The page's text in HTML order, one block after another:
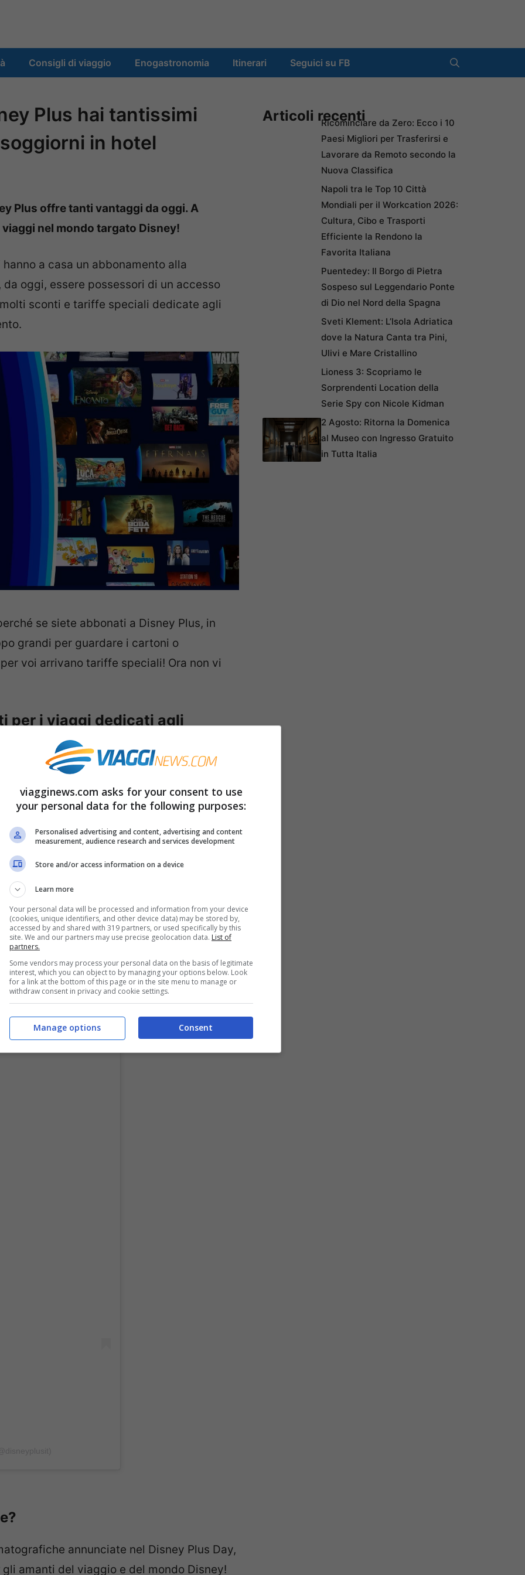
Consigli di viaggio Enogastronomia Itinerari Seguici su FB
Plus hai tantissimi
in hotel
Plus offre tanti vantaggi da oggi. A
nel mondo targato Disney!
a casa un abbonamento alla
oggi, essere possessori di un accesso
sconti e tariffe speciali dedicate agli
se siete abbonati a Disney Plus, in
grandi per guardare i cartoni o
voi arrivano tariffe speciali! Ora non vi
per i viaggi dedicati agli
nel corso del Disney Plus Day e a
. Ma in cosa consistono questi sconti
il terzo e il quarto ospite che
devono pagare niente sulle crociere
e Disney Fantasy. Un bel vantaggio
le famiglie, la condizione è infatti che si
Plus potranno ottenere anche dei favolosi
dall’11 al 25 dicembre. Chiaramente
in meno visto che l’importo dello sconto
dell’hotel Disney prescelto.
annunciate nel Disney Plus Day,
amanti del viaggio e del mondo Disney!
Articoli recentiRicominciare da Zero: Ecco i 10
Paesi Migliori per Trasferirsi e
Lavorare da Remoto secondo la
Nuova Classifica
Napoli tra le Top 10 Città
Mondiali per il Workcation 2026:
Cultura, Cibo e Trasporti
Efficiente la Rendono la
Favorita Italiana
Puentedey: Il Borgo di Pietra
Sospeso sul Leggendario Ponte
di Dio nel Nord della Spagna
Sveti Klement: L’Isola Adriatica
dove la Natura Canta tra Pini,
Ulivi e Mare Cristallino
Lioness 3: Scopriamo le
Sorprendenti Location della
Serie Spy con Nicole Kidman
2 Agosto: Ritorna la Domenica
al Museo con Ingresso Gratuito
in Tutta Italia
viagginews.com asks for your consent to use
your personal data for the following purposes:
Personalised advertising and content, advertising and content
measurement, audience research and services development
Store and/or access information on a device
Learn more
Your personal data will be processed and information from your device
(cookies, unique identifiers, and other device data) may be stored by,
accessed by and shared with 319 partners, or used specifically by this
site. We and our partners may use precise geolocation data. List of
partners.
Some vendors may process your personal data on the basis of legitimate
interest, which you can object to by managing your options below. Look
for a link at the bottom of this page or in the site menu to manage or
withdraw consent in privacy and cookie settings.
Consent
Manage options